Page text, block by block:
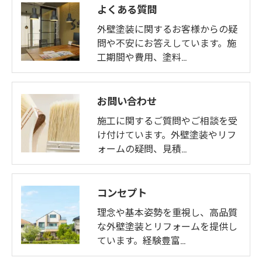
よくある質問
外壁塗装に関するお客様からの疑
問や不安にお答えしています。施
工期間や費用、塗料…
お問い合わせ
施工に関するご質問やご相談を受
け付けています。外壁塗装やリフ
ォームの疑問、見積…
コンセプト
理念や基本姿勢を重視し、高品質
な外壁塗装とリフォームを提供し
ています。経験豊富…